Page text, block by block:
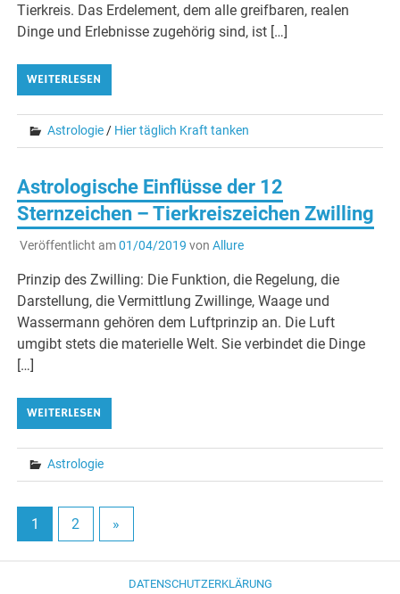
Tierkreis. Das Erdelement, dem alle greifbaren, realen
Dinge und Erlebnisse zugehörig sind, ist […]
WEITERLESEN
Astrologie / Hier täglich Kraft tanken
Astrologische Einflüsse der 12
Sternzeichen – Tierkreiszeichen Zwilling
Veröffentlicht am01/04/2019 von Allure
Prinzip des Zwilling: Die Funktion, die Regelung, die
Darstellung, die Vermittlung Zwillinge, Waage und
Wassermann gehören dem Luftprinzip an. Die Luft
umgibt stets die materielle Welt. Sie verbindet die Dinge
[…]
WEITERLESEN
Astrologie
1 2 »
DATENSCHUTZERKLÄRUNG